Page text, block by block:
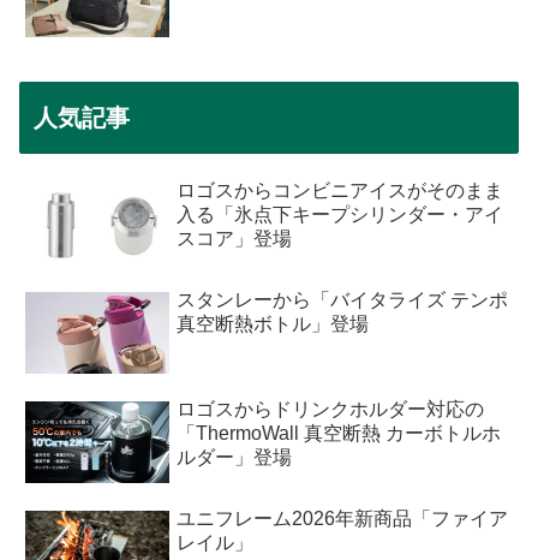
人気記事
ロゴスからコンビニアイスがそのまま
入る「氷点下キープシリンダー・アイ
スコア」登場
スタンレーから「バイタライズ テンポ
真空断熱ボトル」登場
ロゴスからドリンクホルダー対応の
「ThermoWall 真空断熱 カーボトルホ
ルダー」登場
ユニフレーム2026年新商品「ファイア
レイル」